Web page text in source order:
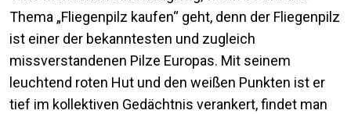
Thema „Fliegenpilz kaufen“ geht, denn der Fliegenpilz
ist einer der bekanntesten und zugleich
missverstandenen Pilze Europas. Mit seinem
leuchtend roten Hut und den weißen Punkten ist er
tief im kollektiven Gedächtnis verankert, findet man